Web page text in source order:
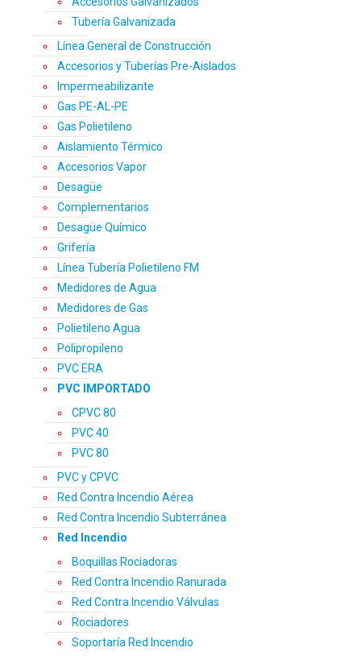
Tubería Galvanizada
Línea General de Construcción
Accesorios y Tuberías Pre-Aislados
Impermeabilizante
Gas PE-AL-PE
Gas Polietileno
Aislamiento Térmico
Accesorios Vapor
Desagüe
Complementarios
Desagüe Químico
Grifería
Línea Tubería Polietileno FM
Medidores de Agua
Medidores de Gas
Polietileno Agua
Polipropileno
PVC ERA
PVC IMPORTADO
CPVC 80
PVC 40
PVC 80
PVC y CPVC
Red Contra Incendio Aérea
Red Contra Incendio Subterránea
Red Incendio
Boquillas Rociadoras
Red Contra Incendio Ranurada
Red Contra Incendio Válvulas
Rociadores
Soportaría Red Incendio